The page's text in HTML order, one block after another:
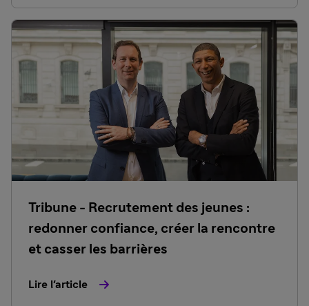
Tribune - Recrutement des jeunes :
redonner confiance, créer la rencontre
et casser les barrières
Lire l'article